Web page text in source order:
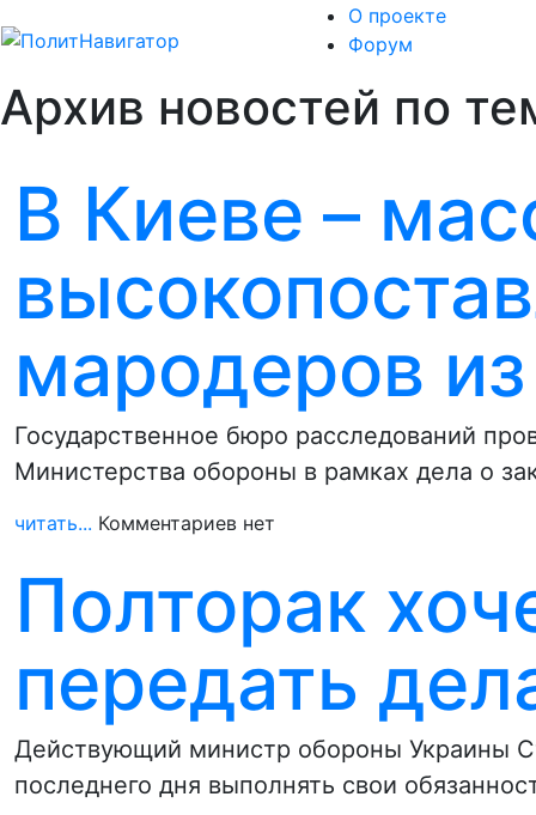
О проекте
Форум
Архив новостей по
В Киеве –
мародеров
Государственное бюро расследований
Министерства обороны в рамках дела о
читать... Комментариев нет
Полторак
передать
Действующий министр обороны Украины
последнего дня выполнять свои